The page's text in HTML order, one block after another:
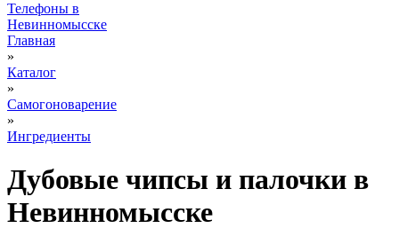
Телефоны в
Невинномысске
Главная
»
Каталог
»
Самогоноварение
»
Ингредиенты
Дубовые чипсы и палочки в
Невинномысске